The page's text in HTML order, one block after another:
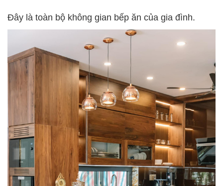
Đây là toàn bộ không gian bếp ăn của gia đình.